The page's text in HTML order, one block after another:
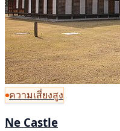
ความเสี่ยงสูง
Ne Castle